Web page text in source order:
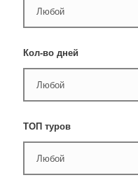
Кол-во дней
ТОП туров